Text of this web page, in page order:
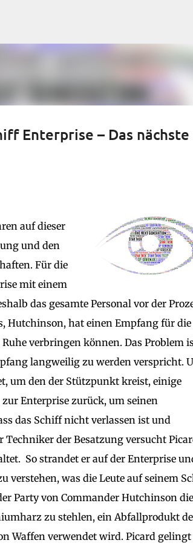
Enterprise – Das nächste
auf dieser
und den
Für die
mit einem
das gesamte Personal vor der
Hutchinson, hat einen Empfang für die
verbringen können. Das Problem
langweilig zu werden verspricht.
um den der Stützpunkt kreist, einige
Enterprise zurück, um seinen
das Schiff nicht verlassen ist und
Techniker der Besatzung versucht
So strandet er auf der Enterprise
verstehen, was die Leute auf seinem
Party von Commander Hutchinson die
zu stehlen, ein Abfallprodukt
Waffen verwendet wird. Picard gelingt